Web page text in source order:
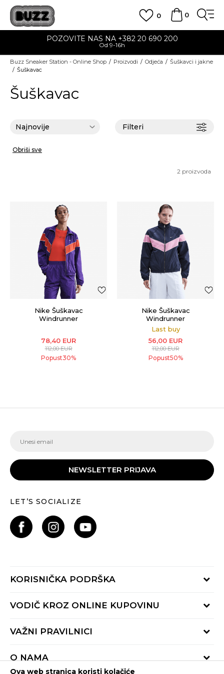
0
0
POZOVITE NAS NA +382 20 690 200
Od 9-16h
Buzz Sneaker Station - Online Shop Proizvodi Odjeća
Šuškavci i jakne
Šuškavac
Šuškavac
Filteri
Obriši sve
2 proizvoda
Nike Šuškavac
Windrunner
78,40 EUR
112,00EUR
Popust30%
Nike Šuškavac
Windrunner
Last buy
56,00 EUR
112,00EUR
Popust50%
NEWSLETTER PRIJAVA
LET’S SOCIALIZE
KORISNIČKA PODRŠKA
Provjeri status porudžbine
Radno vrijeme 9-16h
VODIČ KROZ ONLINE KUPOVINU
Načini isporuke
Reklamacije
Zamjena artikla
VAŽNI PRAVILNICI
O NAMA
Ova web stranica koristi kolačiće